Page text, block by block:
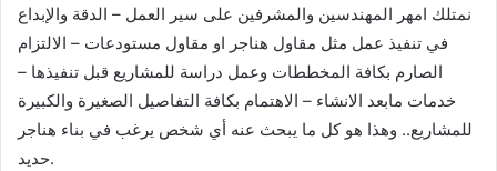
نمتلك امهر المهندسين والمشرفين على سير العمل – الدقة والإبداع
في تنفيذ عمل مثل مقاول هناجر او مقاول مستودعات – الالتزام
الصارم بكافة المخططات وعمل دراسة للمشاريع قبل تنفيذها –
خدمات مابعد الانشاء – الاهتمام بكافة التفاصيل الصغيرة والكبيرة
للمشاريع.. وهذا هو كل ما يبحث عنه أي شخص يرغب في بناء هناجر
حديد.